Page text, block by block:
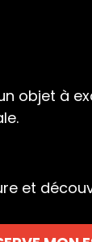
objet à
et